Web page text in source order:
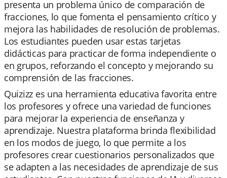
presenta un problema único de comparación de
fracciones, lo que fomenta el pensamiento crítico y
mejora las habilidades de resolución de problemas.
Los estudiantes pueden usar estas tarjetas
didácticas para practicar de forma independiente o
en grupos, reforzando el concepto y mejorando su
comprensión de las fracciones.
Quizizz es una herramienta educativa favorita entre
los profesores y ofrece una variedad de funciones
para mejorar la experiencia de enseñanza y
aprendizaje. Nuestra plataforma brinda flexibilidad
en los modos de juego, lo que permite a los
profesores crear cuestionarios personalizados que
se adapten a las necesidades de aprendizaje de sus